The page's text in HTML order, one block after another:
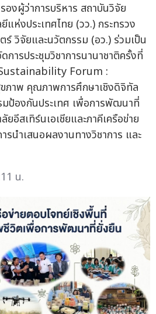
งผู้ว่าการบริหาร สถาบันวิจัย
แห่งประเทศไทย (วว.) กระทรวง
วิจัยและนวัตกรรม (อว.) ร่วมเป็น
การประชุมวิชาการนานาชาติครั้งที่
Forum :
ภาพ คุณภาพการศึกษาเชิงดิจิทัล
มป้องกันประเทศ เพื่อการพัฒนาที่
อีสเทิร์นเอเชียและภาคีเครือข่าย
รนำเสนอผลงานทางวิชาการ และ
น.